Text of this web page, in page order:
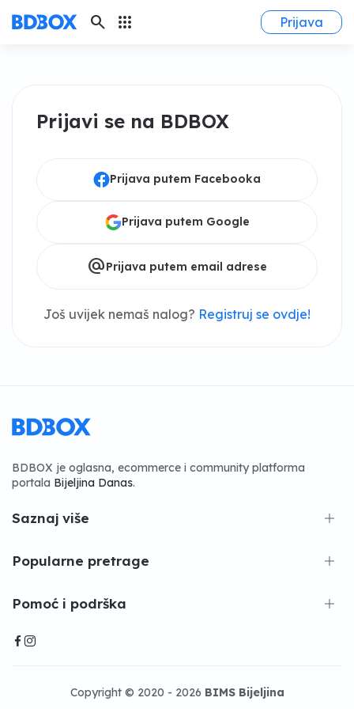
search apps Prijava
Prijavi se na BDBOX
Prijava putem Facebooka
Prijava putem Google
alternate_emailPrijava putem email adrese
Još uvijek nemaš nalog? Registruj se ovdje!
BDBOX je oglasna, ecommerce i community platforma
portala Bijeljina Danas.
Saznaj više
Popularne pretrage
Pomoć i podrška
Copyright © 2020 - 2026 BIMS Bijeljina